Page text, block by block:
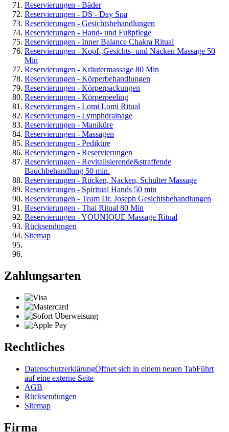
Reservierungen - Bäder
Reservierungen - DS - Day Spa
Reservierungen - Gesichtsbehandlungen
Reservierungen - Hand- und Fußpflege
Reservierungen - Inner Balance Chakra Ritual
Reservierungen - Kopf-,Gesichts- und Nacken Massage 50
Min
Reservierungen - Kräutermassage 80 Min
Reservierungen - Körperbehandlungen
Reservierungen - Körperpackungen
Reservierungen - Körperpeeling
Reservierungen - Lomi Lomi Ritual
Reservierungen - Lymphdrainage
Reservierungen - Maniküre
Reservierungen - Massagen
Reservierungen - Pediküre
Reservierungen - Reservierungen
Reservierungen - Revitalisierende&straffende
Bauchbehandlung 50 min.
Reservierungen - Rücken, Nacken, Schulter Massage
Reservierungen - Spiritual Hands 50 min
Reservierungen - Team Dr. Joseph Gesichtsbehandlungen
Reservierungen - Thai Ritual 80 Min
Reservierungen - YOUNIQUE Massage Ritual
Rücksendungen
Sitemap
Zahlungsarten
Rechtliches
DatenschutzerklärungÖffnet sich in einem neuen TabFührt
auf eine externe Seite
AGB
Rücksendungen
Sitemap
Firma